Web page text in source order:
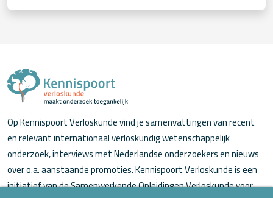
Op Kennispoort Verloskunde vind je samenvattingen van recent
en relevant internationaal verloskundig wetenschappelijk
onderzoek, interviews met Nederlandse onderzoekers en nieuws
over o.a. aanstaande promoties. Kennispoort Verloskunde is een
initiatief van de Samenwerkende Opleidingen Verloskunde voor